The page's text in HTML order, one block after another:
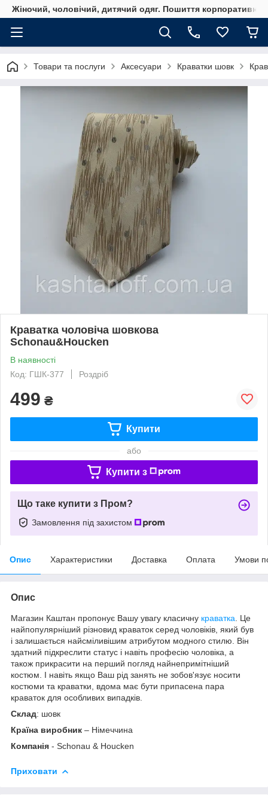
Жіночий, чоловічий, дитячий одяг. Пошиття
Товари та послуги Аксесуари Краватки шовк
Краватка чоловіча шовкова
Schonau&Houcken
В наявності
Код: ГШК-377
Роздріб
499 ₴
Купити
або
Купити з
Що таке купити з Пром?
Замовлення під захистом
Опис Характеристики Доставка Оплата Умови
Опис
Магазин Каштан пропонує Вашу увагу класичну краватка . Це
найпопулярніший різновид краваток серед чоловіків, який був
і залишається найсміливішим атрибутом модного стилю. Він
здатний підкреслити статус і навіть професію чоловіка, а
також прикрасити на перший погляд найнепримітніший
костюм. І навіть якщо Ваш рід занять не зобов'язує носити
костюми та краватки, вдома має бути припасена пара
краваток для особливих випадків.
Склад: шовк
Країна виробник – Німеччина
Компанія - Schonau & Houcken
Приховати